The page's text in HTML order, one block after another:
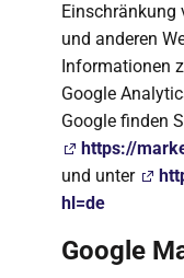
Einschränkung
und anderen
Informationen
Google
Google finden
https://
und unter
hl=de
Google